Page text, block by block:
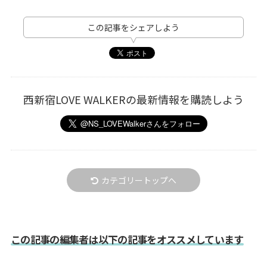
この記事をシェアしよう
西新宿LOVE WALKERの最新情報を購読しよう
カテゴリートップへ
この記事の編集者は以下の記事をオススメしています